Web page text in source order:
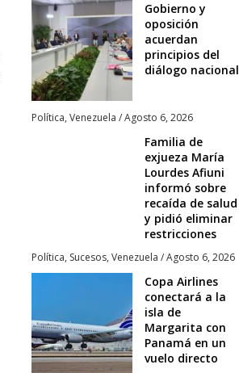
Gobierno y
oposición
acuerdan
principios del
diálogo nacional
Política, Venezuela /Agosto 6, 2026
Familia de
exjueza María
Lourdes Afiuni
informó sobre
recaída de salud
y pidió eliminar
restricciones
Política, Sucesos, Venezuela /Agosto 6, 2026
Copa Airlines
conectará a la
isla de
Margarita con
Panamá en un
vuelo directo